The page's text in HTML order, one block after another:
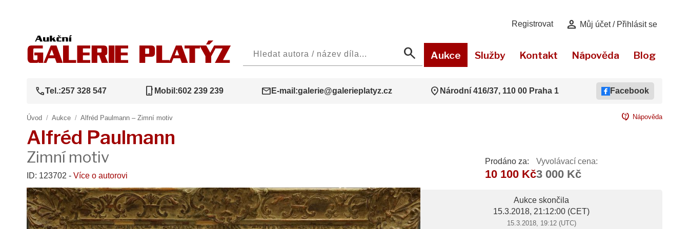
Registrovat person Můj účet / Přihlásit se
search Aukce Služby Kontakt Nápověda Blog
callTel.:257 328 547 phone_iphone Mobil:602 239 239 mail E-mail:galerie@galerieplatyz.cz location_on Národní 416/37, 110 00 Praha 1 Facebook
Úvod / Aukce / Alfréd Paulmann – Zimní motiv contact_support Nápověda
Alfréd Paulmann
Zimní motiv
ID: 123702 - Více o autorovi
Prodáno za:
10 100 Kč
Vyvolávací cena:
3 000 Kč
Aukce skončila
15.3.2018, 21:12:00 (CET)
15.3.2018, 19:12 (UTC)